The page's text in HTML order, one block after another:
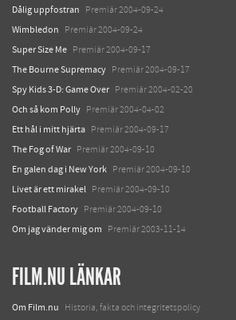
Dålig uppfostran Premiär 2004-09-24
Wimbledon Premiär 2004-09-24
Super Size Me Premiär 2004-09-17
The Bourne Supremacy Premiär 2004-09-17
Spy Kids 3-D: Game Over Premiär 2004-02-20
Och så kom Polly Premiär 2004-04-02
Ett hål i mitt hjärta Premiär 2004-09-17
The Fog of War Premiär 2004-09-10
En galen dag i New York Premiär 2004-09-10
Livet är ett mirakel Premiär 2004-09-10
Football Factory Premiär 2004-09-10
Om jag vänder mig om Premiär 2003-11-14
FILM.NU LÄNKAR
Om Film.nu Historia, fakta och integritetspolicy